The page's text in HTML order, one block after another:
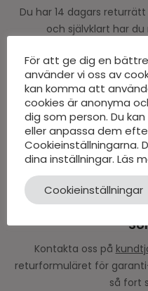
Du har 14 dagars
och självklart har
MINST 24
Vi på Ljusakuten.se har
på alla
Kontakta oss på
returformuläret för
så fort
För att ge dig en
använder vi oss av
kan komma att
cookies är anonyma
dig som person. Du
eller anpassa dem
Cookieinställningarna.
dina inställningar. Läs
Cookieinställningar